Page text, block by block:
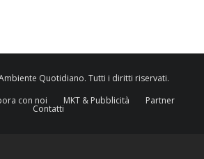
Quotidiano. Tutti i diritti riservati.
con noi MKT & Pubblicità Partner
Contatti